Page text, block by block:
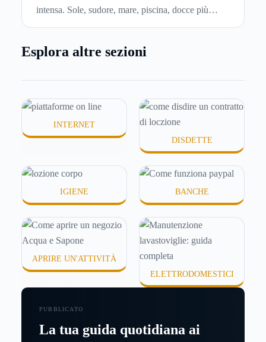
intensa. Sole, sudore, mare, piscina, docce più
frequenti e aria condizionata possono renderla
meno confortevole. Eppure, proprio nei mesi caldi,
o difficili da assorbire.
Esplora altre sezioni
INTERNET
DISDETTE
IGIENE BANCHE
APRIRE UN'ATTIVITÀ
ELETTRODOMESTICI
PUBBLICATO
La tua guida quotidiana ai